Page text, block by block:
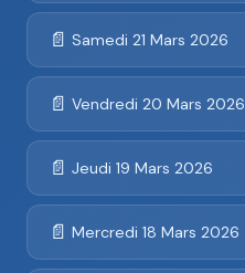
📄 Samedi 21 Mars 2026
📄 Vendredi 20 Mars 2026
📄 Jeudi 19 Mars 2026
📄 Mercredi 18 Mars 2026